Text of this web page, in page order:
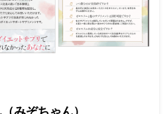
みぞちゃん）